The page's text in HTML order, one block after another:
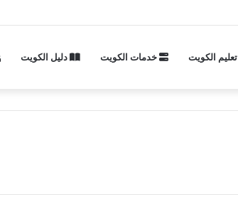
تعليم الكويت خدمات الكويت دليل الكويت